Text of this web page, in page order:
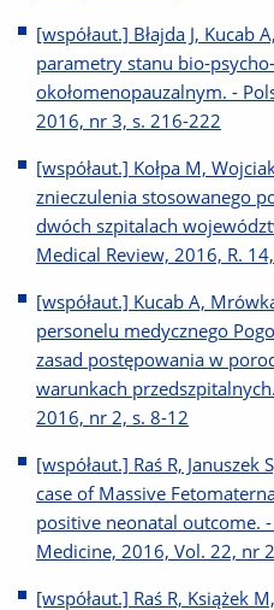
[współaut.] Błajda J, Kucab
parametry stanu bio-
okołomenopauzalnym. -
2016, nr 3, s. 216-222
[współaut.] Kołpa M,
znieczulenia stosowanego
dwóch szpitalach
Medical Review, 2016, R.
[współaut.] Kucab A,
personelu medycznego
zasad postępowania w
warunkach
2016, nr 2, s. 8-12
[współaut.] Raś R, Januszek
case of Massive
positive neonatal outcome.
Medicine, 2016, Vol. 22, nr
[współaut.] Raś R, Książek